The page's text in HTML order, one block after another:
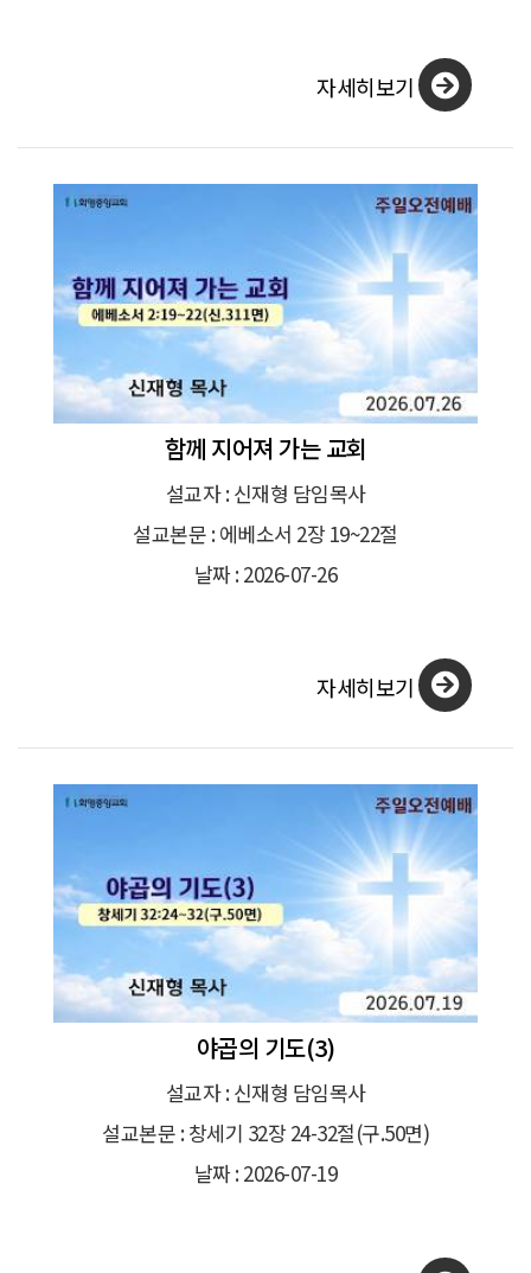
자세히보기
함께 지어져 가는 교회
설교자 : 신재형 담임목사
설교본문 : 에베소서 2장 19~22절
날짜 : 2026-07-26
자세히보기
야곱의 기도(3)
설교자 : 신재형 담임목사
설교본문 : 창세기 32장 24-32절(구.50면)
날짜 : 2026-07-19